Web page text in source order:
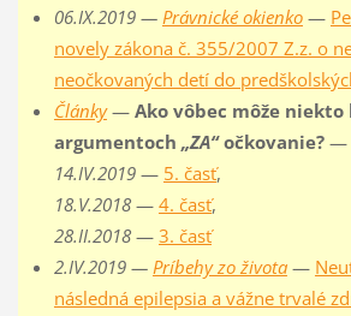
06.IX.2019 — Právnické okienko—
novely zákona č. 355/2007 Z.z. o
neočkovaných detí do
Články— Ako vôbec môže
argumentoch „ZA“očkovanie?—
14.IV.2019— 5. časť,
18.V.2018— 4. časť,
28.II.2018— 3. časť
2.IV.2019 — Príbehy zo života—
následná epilepsia a vážne trvalé